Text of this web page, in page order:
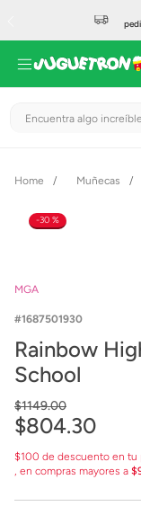
Encuentra algo
Muñecas
30 %
MGA
1687501930
Rainbow
School
$1149.00
$804.30
$100 de descuento en tu
, en compras mayores a